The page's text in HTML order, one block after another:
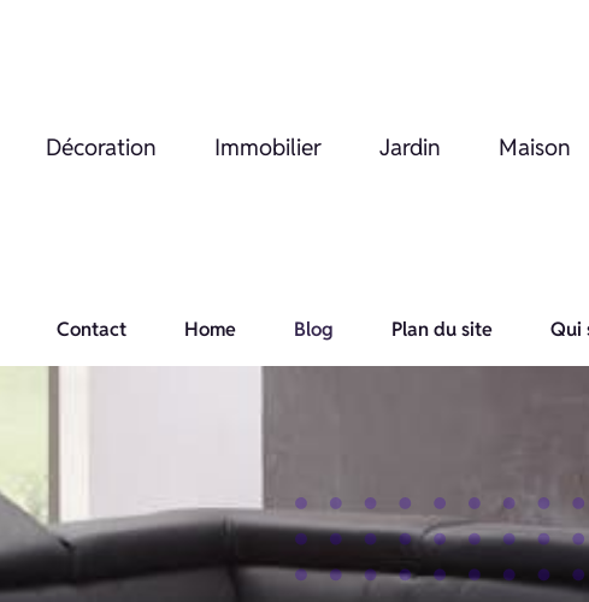
Décoration Immobilier Jardin Maison
Contact Home Blog Plan du site Qui